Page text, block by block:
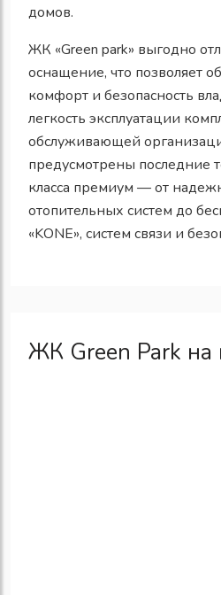
домов.
ЖК «Green park» выгодно
оснащение, что позволяет
комфорт и безопасность
легкость эксплуатации
обслуживающей
предусмотрены последние
класса премиум — от
отопительных систем до
«KONE», систем связи и
ЖК Green Park на